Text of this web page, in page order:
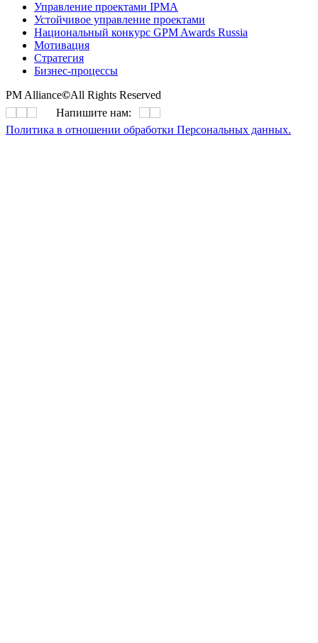
Управление проектами IPMA
Устойчивое управление проектами
Национальный конкурс GPM Awards Russia
Мотивация
Стратегия
Бизнес-процессы
PM Alliance©All Rights Reserved
Напишите нам:
Политика в отношении обработки Персональных данных.